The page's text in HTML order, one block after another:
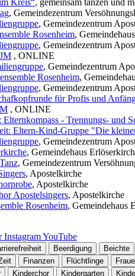
Kreis“, gemeinsam tanzen und
, Gemeindezentrum
, Gemeindezentrum
Rosenheim,
, Gemeindezentrum
, ONLINE
, Gemeindezentrum
Rosenheim,
, Gemeindezentrum
für Profis und
, ONLINE
- Trennungs- und
Eltern-Kind-Gruppe "Die
, Gemeindezentrum
, Gemeindehaus
, Gemeindezentrum
, Apostelkirche
, Apostelkirche
Apostelsingers, Apostelkirche
Rosenheim, Gemeindehaus
InstagramYouTube
Beerdigung Beichte
Finanzen Flüchtlinge
Kinderchor Kindergarten